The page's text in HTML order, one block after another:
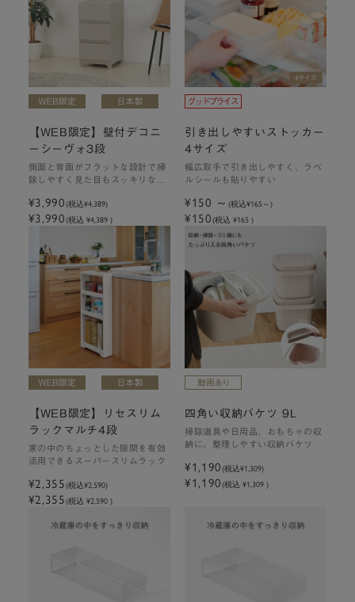
【WEB限定】壁付デコニ
ーシーヴォ3段
側面と背面がフラットな設計で掃
除しやすく見た目もスッキリな多
¥3,990(税込¥4,389)
¥3,990(税込 ¥4,389 )
引き出しやすいストッカー
4サイズ
幅広取手で引き出しやすく、ラベ
ルシールも貼りやすい
¥150 (税込¥165 )
¥150(税込 ¥165 )
【WEB限定】リセスリム
ラックマルチ4段
家の中のちょっとした隙間を有効
活用できるスーパースリムラック
¥2,355(税込¥2,590)
¥2,355(税込 ¥2,590 )
四角い収納バケツ 9L
掃除道具や日用品、おもちゃの収
納に。整理しやすい収納バケツ
¥1,190(税込¥1,309)
¥1,190(税込 ¥1,309 )